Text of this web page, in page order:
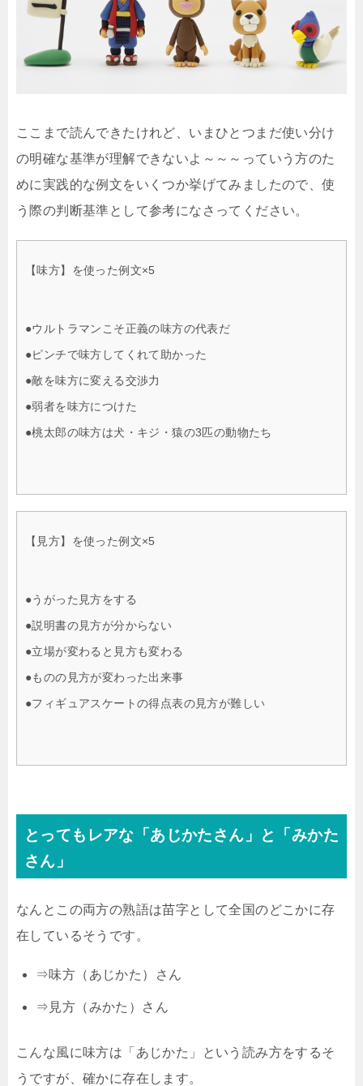
ここまで読んできたけれど、いまひとつまだ使い分け
の明確な基準が理解できないよ～～～っていう方のた
めに実践的な例文をいくつか挙げてみましたので、使
う際の判断基準として参考になさってください。
【味方】を使った例文×5
●ウルトラマンこそ正義の味方の代表だ
●ピンチで味方してくれて助かった
●敵を味方に変える交渉力
●弱者を味方につけた
●桃太郎の味方は犬・キジ・猿の3匹の動物たち
【見方】を使った例文×5
●うがった見方をする
●説明書の見方が分からない
●立場が変わると見方も変わる
●ものの見方が変わった出来事
●フィギュアスケートの得点表の見方が難しい
とってもレアな「あじかたさん」と「みかた
さん」
なんとこの両方の熟語は苗字として全国のどこかに存
在しているそうです。
⇒味方（あじかた）さん
⇒見方（みかた）さん
こんな風に味方は「あじかた」という読み方をするそ
うですが、確かに存在します。